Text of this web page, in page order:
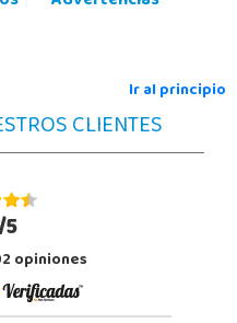
Ir al principio
CLIENTES
opiniones